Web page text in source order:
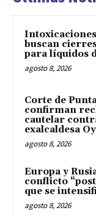
buscan
para líquidos
agosto 8, 2026
Corte de
confirman
cautelar
exalcaldesa
agosto 8, 2026
Europa y
conflicto
que se
agosto 8, 2026